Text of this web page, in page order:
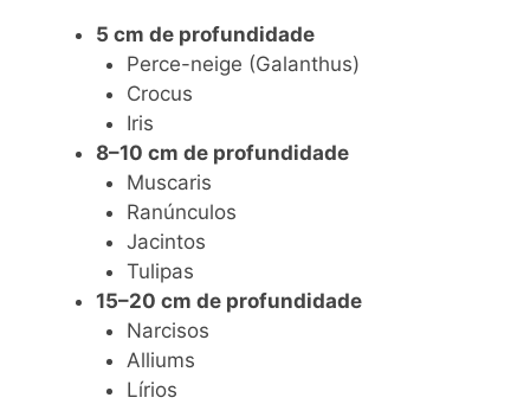
5 cm de profundidade
Perce-neige (Galanthus)
Crocus
Iris
8–10 cm de profundidade
Muscaris
Ranúnculos
Jacintos
Tulipas
15–20 cm de profundidade
Narcisos
Alliums
Lírios